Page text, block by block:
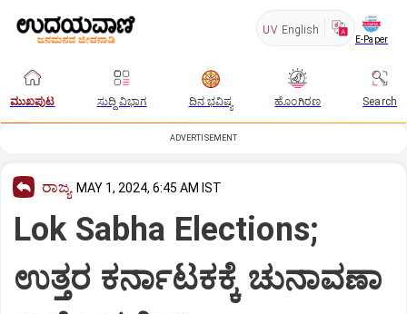
UV English
E-Paper
ಮುಖಪುಟ ಸುದ್ದಿ ವಿಭಾಗ ದಿನ ಭವಿಷ್ಯ ಹೊಂಗಿರಣ Search
ADVERTISEMENT
ರಾಜ್ಯ MAY 1, 2024, 6:45 AM IST
Lok Sabha Elections;
ಉತ್ತರ ಕರ್ನಾಟಕಕ್ಕೆ ಚುನಾವಣಾ